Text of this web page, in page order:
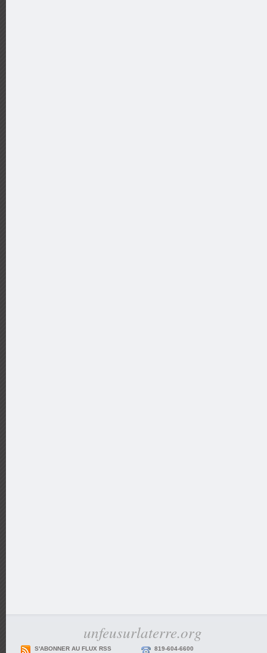
unfeusurlaterre.org
S'ABONNER AU FLUX RSS 819-604-6600